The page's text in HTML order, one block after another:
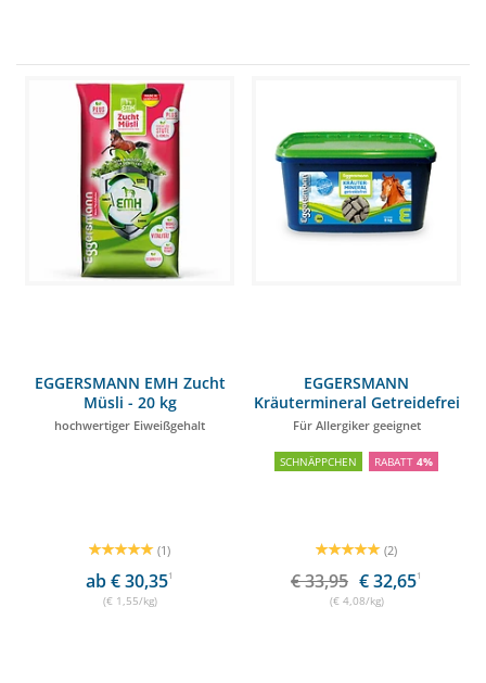
EGGERSMANN EMH Zucht
Müsli - 20 kg
hochwertiger Eiweißgehalt
(1)
ab € 30,351
(€ 1,55/kg)
EGGERSMANN
Kräutermineral Getreidefrei
8kg
Für Allergiker geeignet
SCHNÄPPCHEN RABATT 4%
(2)
€ 33,95 € 32,651
(€ 4,08/kg)